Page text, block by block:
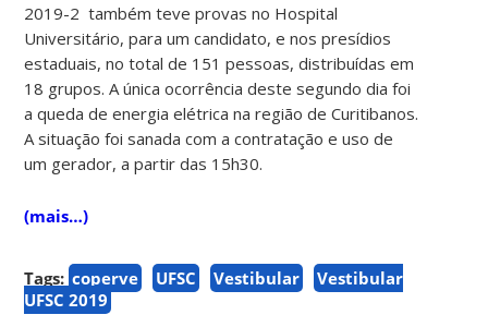
2019-2 também teve provas no Hospital
Universitário, para um candidato, e nos presídios
estaduais, no total de 151 pessoas, distribuídas em
18 grupos. A única ocorrência deste segundo dia foi
a queda de energia elétrica na região de Curitibanos.
A situação foi sanada com a contratação e uso de
um gerador, a partir das 15h30.
(mais…)
Tags: coperve UFSC Vestibular
Vestibular
UFSC 2019